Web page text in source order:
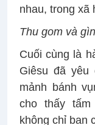
nhau, trong xã
Thu gom và
Cuối cùng là
Giêsu đã yêu
mảnh bánh
cho thấy
không chỉ ban